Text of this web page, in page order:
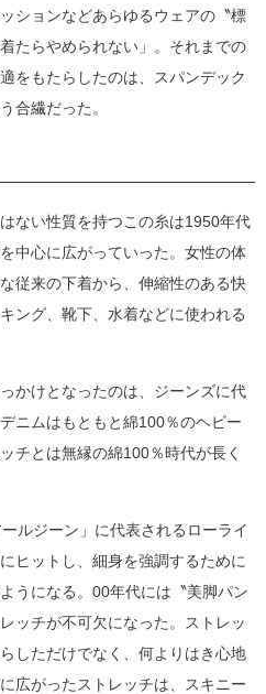
ションなどあらゆるウェアの〝標
たらやめられない」。それまでの
をもたらしたのは、スパンデック
合繊だった。
ない性質を持つこの糸は1950年代
中心に広がっていった。女性の体
従来の下着から、伸縮性のある快
ング、靴下、水着などに使われる
かけとなったのは、ジーンズに代
ニムはもともと綿100％のヘビー
チとは無縁の綿100％時代が長く
ルジーン」に代表されるローライ
ヒットし、細身を強調するために
うになる。00年代には〝美脚パン
ッチが不可欠になった。ストレッ
しただけでなく、何よりはき心地
広がったストレッチは、スキニー